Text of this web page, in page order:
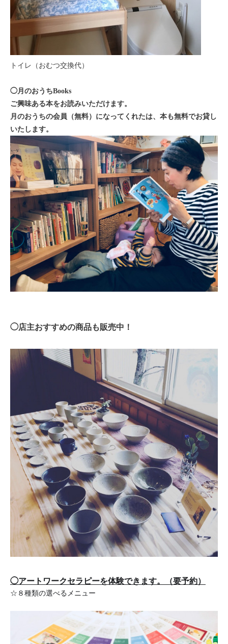
トイレ（ おむつ交換代）
◯月のおうちBooks
ご興味ある本をお読みいただけます。
月のおうちの会員（無料）になってくれたは、本も無料でお貸し
いたします。
◯店主おすすめの商品も販売中！
◯アートワークセラピーを体験できます。（要予約）
☆８種類の選べるメニュー